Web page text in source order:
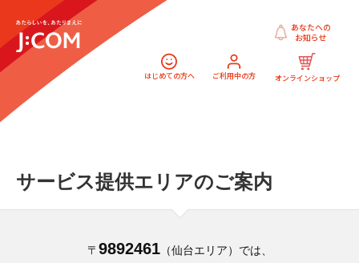
はじめての方へ ご利用中の方 オンラインショップ
あなたへの
お知らせ
サービス提供エリアのご案内
〒 9892461（仙台エリア）では、